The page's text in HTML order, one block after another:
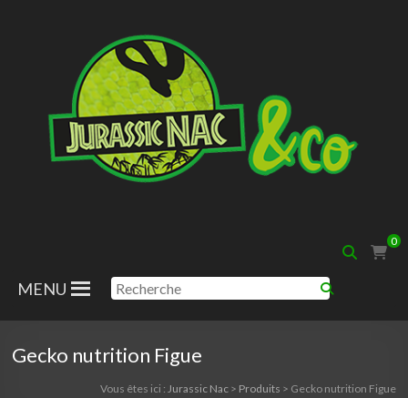
Nac
0
MENU
Gecko nutrition Figue
Vous êtes ici : Jurassic Nac> Produits > Gecko nutrition Figue